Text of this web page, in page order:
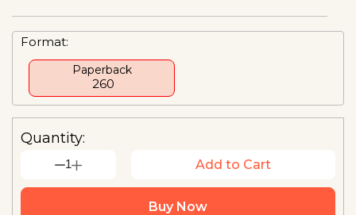
Format:
Paperback
₹ 260
Quantity:
1 Add to Cart
Buy Now